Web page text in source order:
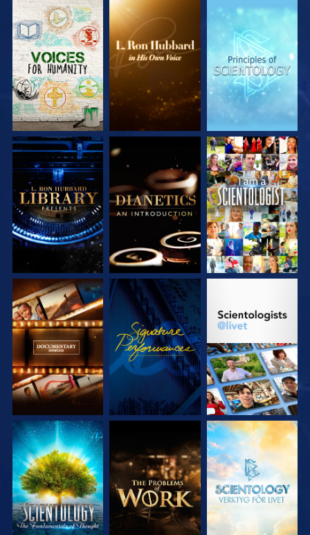
UTFORSKA
SERIEN
UTFORSKA
SERIEN
UTFORSKA
SERIEN
UTFORSKA
SERIEN
UTFORSKA
SERIEN
TITTA
UTFORSKA
SERIEN
TITTA
UTFORSKA
UTFORSKA
SERIEN
UTFORSKA
SERIEN
UTFORSKA
SERIEN